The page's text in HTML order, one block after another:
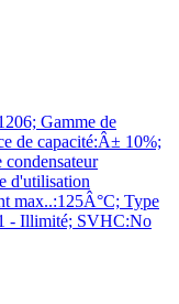
Gamme de
de capacité:Â± 10%;
d'utilisation
max..:125Â°C; Type
- Illimité; SVHC:No